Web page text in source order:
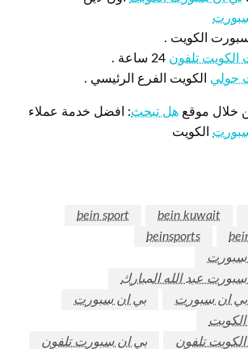
تلفون
حولي الكويت الفرع الرئيسي .
خلال موقع هل تبحث: افضل خدمة عملاء
الكويت
bein kuwait
bein sport
beinsports
سبورت
عبد الله المبارك
ان سبورت
بي ان سبورت
تلفون
بي ان سبورت تلفون